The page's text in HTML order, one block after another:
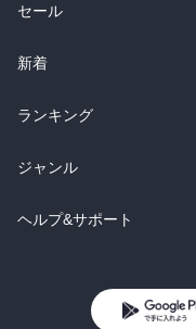
総合
ラノベ
雑誌・グラビア
BL・TL
セール
総合
ラノベ
雑誌・グラビア
BL・TL
新着
総合
ラノベ
雑誌・グラビア
ランキング
総合
ラノベ
ジャンル
コミック
ライトノベル
ヘルプ&サポート
よくあるご質問